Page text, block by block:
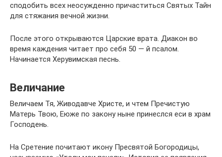
сподобить всех неосужденно причаститься Святых Тайн
для стяжания вечной жизни.
После этого открываются Царские врата. Диакон во
время каждения читает про себя 50 — й псалом.
Начинается Херувимская песнь.
Величание
Величаем Тя, Живодавче Христе, и чтем Пречистую
Матерь Твою, Еюже по закону ныне принеслся еси в храм
Господень.
На Сретение почитают икону Пресвятой Богородицы,